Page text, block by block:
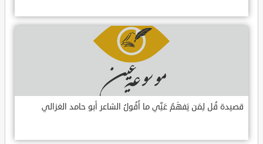
قصيدة قُل لِمَن يَفهَمُ عَنِّي ما أَقُولُ الشاعر أبو حامد الغزالي